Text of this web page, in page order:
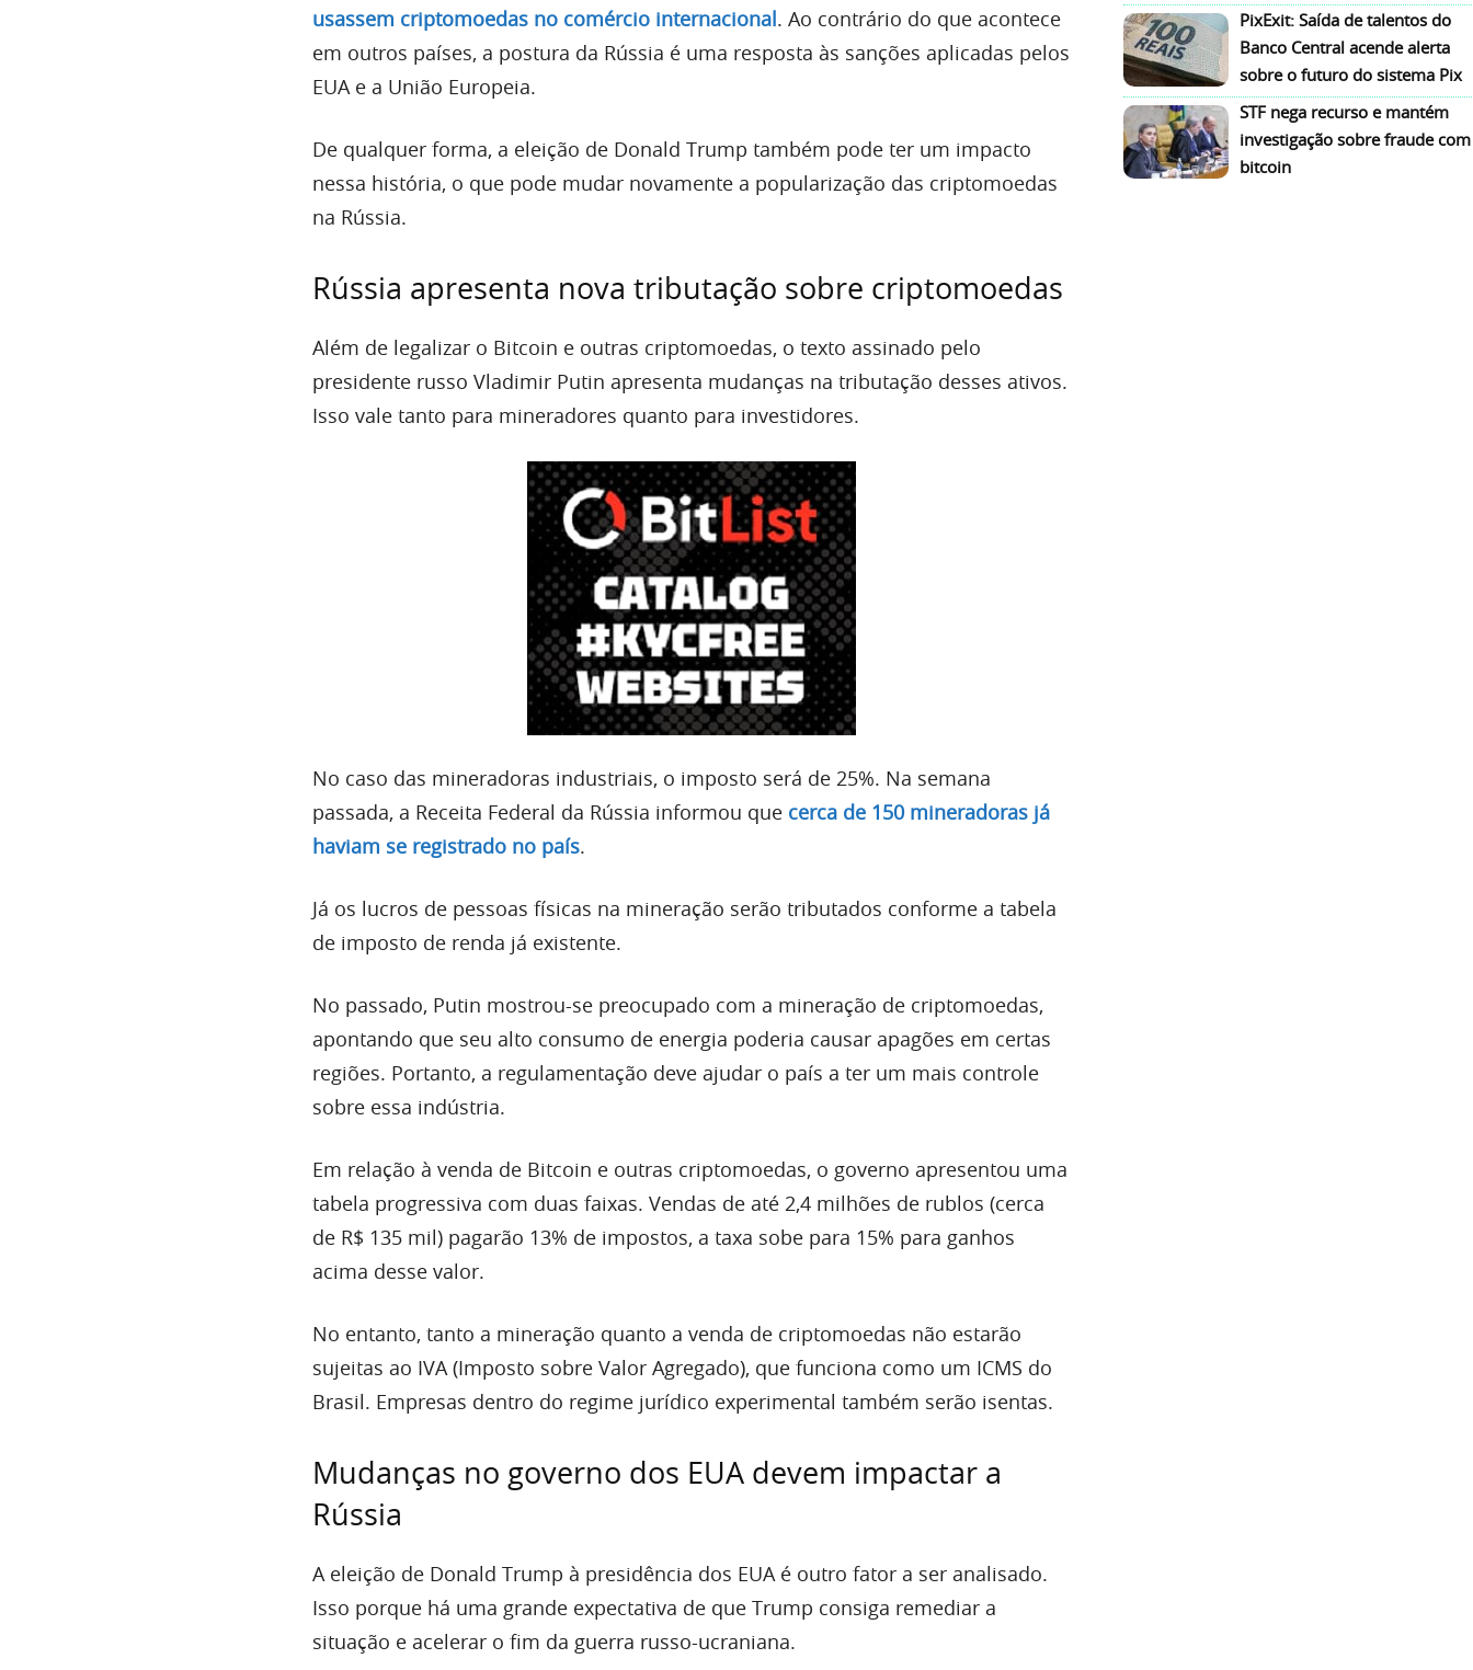
usassem criptomoedas no comércio internacional. Ao contrário do que acontece
em outros países, a postura da Rússia é uma resposta às sanções aplicadas pelos
EUA e a União Europeia.
De qualquer forma, a eleição de Donald Trump também pode ter um impacto
nessa história, o que pode mudar novamente a popularização das criptomoedas
na Rússia.
Rússia apresenta nova tributação sobre criptomoedas
Além de legalizar o Bitcoin e outras criptomoedas, o texto assinado pelo
presidente russo Vladimir Putin apresenta mudanças na tributação desses ativos.
Isso vale tanto para mineradores quanto para investidores.
No caso das mineradoras industriais, o imposto será de 25%. Na semana
passada, a Receita Federal da Rússia informou que cerca de 150 mineradoras já
haviam se registrado no país.
Já os lucros de pessoas físicas na mineração serão tributados conforme a tabela
de imposto de renda já existente.
No passado, Putin mostrou-se preocupado com a mineração de criptomoedas,
apontando que seu alto consumo de energia poderia causar apagões em certas
regiões. Portanto, a regulamentação deve ajudar o país a ter um mais controle
sobre essa indústria.
Em relação à venda de Bitcoin e outras criptomoedas, o governo apresentou uma
tabela progressiva com duas faixas. Vendas de até 2,4 milhões de rublos (cerca
de R$ 135 mil) pagarão 13% de impostos, a taxa sobe para 15% para ganhos
acima desse valor.
No entanto, tanto a mineração quanto a venda de criptomoedas não estarão
sujeitas ao IVA (Imposto sobre Valor Agregado), que funciona como um ICMS do
Brasil. Empresas dentro do regime jurídico experimental também serão isentas.
Mudanças no governo dos EUA devem impactar a
Rússia
A eleição de Donald Trump à presidência dos EUA é outro fator a ser analisado.
Isso porque há uma grande expectativa de que Trump consiga remediar a
situação e acelerar o fim da guerra russo-ucraniana.
PixExit: Saída de talentos do
Banco Central acende alerta
sobre o futuro do sistema Pix
STF nega recurso e mantém
investigação sobre fraude com
bitcoin